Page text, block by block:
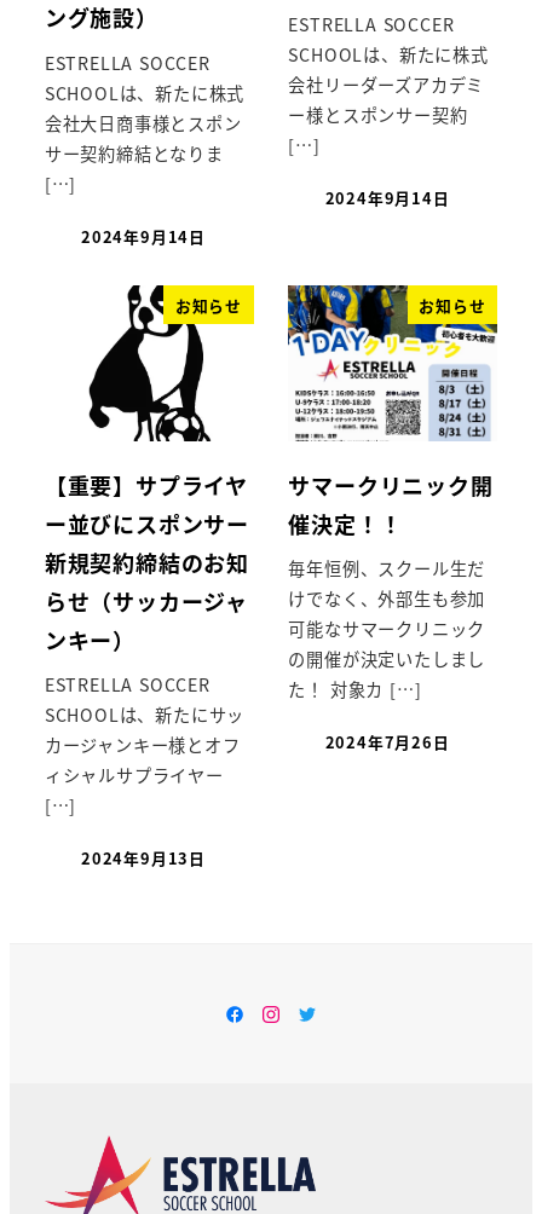
ング施設）
ESTRELLA SOCCER
SCHOOLは、新たに株式
会社大日商事様とスポン
サー契約締結となりま
[…]
2024年9月14日
ESTRELLA SOCCER
SCHOOLは、新たに株式
会社リーダーズアカデミ
ー様とスポンサー契約
[…]
2024年9月14日
お知らせ
【重要】サプライヤ
ー並びにスポンサー
新規契約締結のお知
らせ（サッカージャ
ンキー）
ESTRELLA SOCCER
SCHOOLは、新たにサッ
カージャンキー様とオフ
ィシャルサプライヤー
[…]
2024年9月13日
お知らせ
サマークリニック開
催決定！！
毎年恒例、スクール生だ
けでなく、外部生も参加
可能なサマークリニック
の開催が決定いたしまし
た！ 対象カ […]
2024年7月26日
Facebook